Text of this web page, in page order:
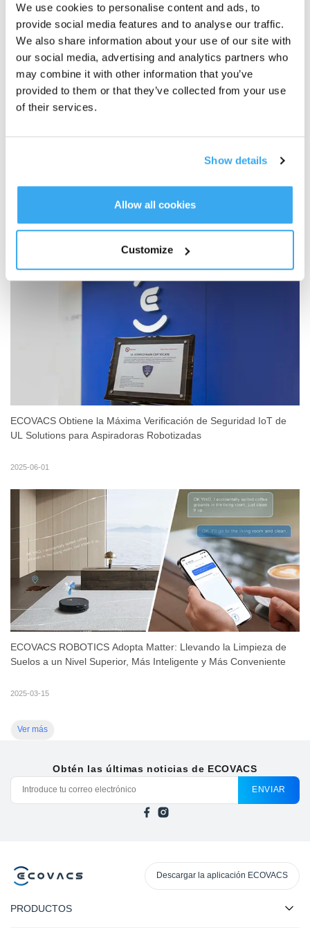
We use cookies to personalise content and ads, to
provide social media features and to analyse our traffic.
We also share information about your use of our site with
our social media, advertising and analytics partners who
may combine it with other information that you’ve
provided to them or that they’ve collected from your use
of their services.
Show details
Allow all cookies
Customize
2025-09-04
Destacando su Compromiso con la Sostenibilidad y la Seguridad
de los Datos
ECOVACS Obtiene la Máxima Verificación de Seguridad IoT de
UL Solutions para Aspiradoras Robotizadas
2025-06-01
ECOVACS ROBOTICS Adopta Matter: Llevando la Limpieza de
Suelos a un Nivel Superior, Más Inteligente y Más Conveniente
2025-03-15
Ver más
Obtén las últimas noticias de ECOVACS
ENVIAR
Descargar la aplicación ECOVACS
PRODUCTOS